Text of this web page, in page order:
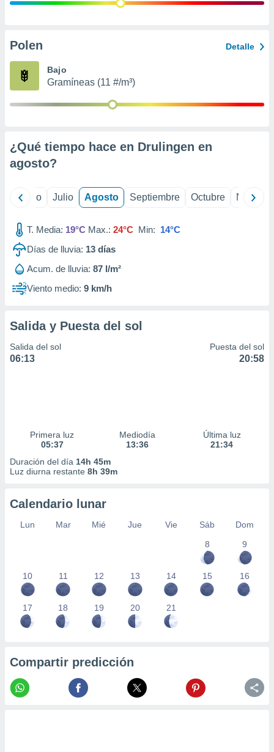
e
publicidad
Polen Detalle
Bajo
Gramíneas (11 #/m³)
¿Qué tiempo hace en Drulingen en
agosto?
Junio Julio Agosto Septiembre Octubre
T. Media: 19°C Max.: 24°C Min: 14°C
Días de lluvia: 13 días
Acum. de lluvia: 87 l/m²
Viento medio: 9 km/h
Salida y Puesta del sol
Salida del sol
06:13
Puesta del sol
20:58
Primera luz
05:37
Mediodía
13:36
Última luz
21:34
Duración del día 14h 45m
Luz diurna restante 8h 39m
Calendario lunar
Lun Mar Mié Jue Vie Sáb
Dom
8
9
10 11 12 13 14 15 16
17 18 19 20 21
Compartir predicción